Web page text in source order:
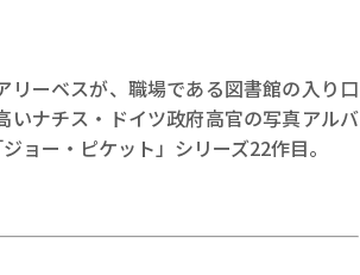
ーベスが、職場である図書館の入り口
いナチス・ドイツ政府高官の写真アルバ
ー・ピケット」シリーズ22作目。